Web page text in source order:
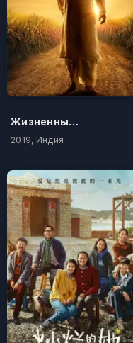
Жизненный путь
2019, Индия